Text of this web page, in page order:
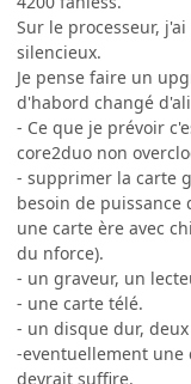
Sur le processeur,
silencieux.
Je pense faire un
d'habord changé
- Ce que je prévoir
core2duo non
- supprimer la carte
besoin de puissance
une carte ère avec
du nforce).
- un graveur, un
- une carte télé.
- un disque dur,
-eventuellement une
devrait suffire.